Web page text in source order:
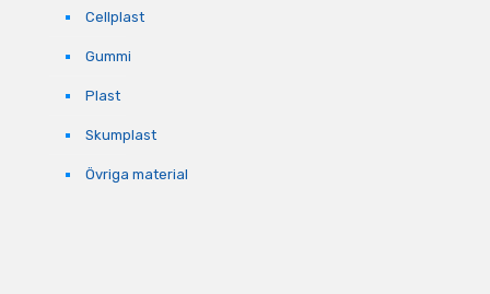
Cellplast
Gummi
Plast
Skumplast
Övriga material